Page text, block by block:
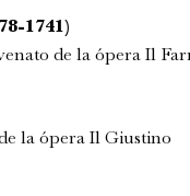
1741)
de la ópera Il
la ópera Il Giustino